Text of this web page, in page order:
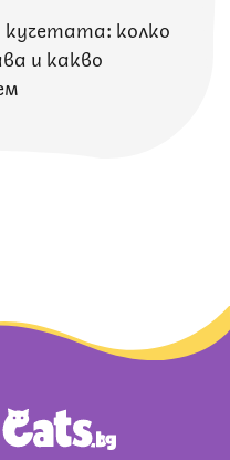
кучетата: колко
и какво